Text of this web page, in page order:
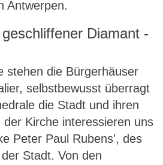
Antwerpen.
Diamant -
stehen die Bürgerhäuser
selbstbewusst überragt
die Stadt und ihren
Kirche interessieren uns
Peter Paul Rubens', des
Stadt. Von den